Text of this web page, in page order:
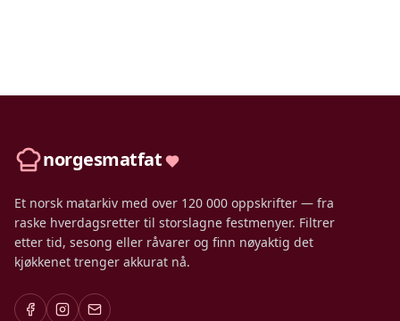
norgesmatfat
Et norsk matarkiv med over 120 000 oppskrifter — fra
raske hverdagsretter til storslagne festmenyer. Filtrer
etter tid, sesong eller råvarer og finn nøyaktig det
kjøkkenet trenger akkurat nå.